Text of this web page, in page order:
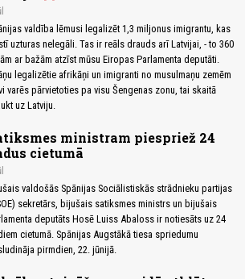
valdība lēmusi legalizēt 1,3 miljonus imigrantu, kas
uzturas nelegāli. Tas ir reāls drauds arī Latvijai, - to 360
ar bažām atzīst mūsu Eiropas Parlamenta deputāti.
legalizētie afrikāņi un imigranti no musulmaņu zemēm
varēs pārvietoties pa visu Šengenas zonu, tai skaitā
uz Latviju.
ministram piespriež 24
cietumā
valdošās Spānijas Sociālistiskās strādnieku partijas
sekretārs, bijušais satiksmes ministrs un bijušais
deputāts Hosē Luiss Abaloss ir notiesāts uz 24
cietumā. Spānijas Augstākā tiesa spriedumu
pirmdien, 22. jūnijā.